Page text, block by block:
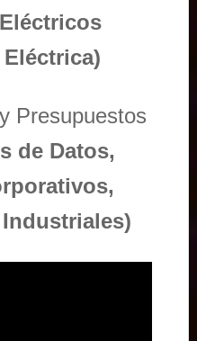
Presupuestos
de Datos,